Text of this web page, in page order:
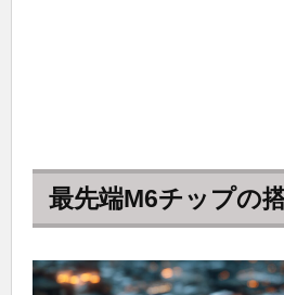
最先端M6チップの